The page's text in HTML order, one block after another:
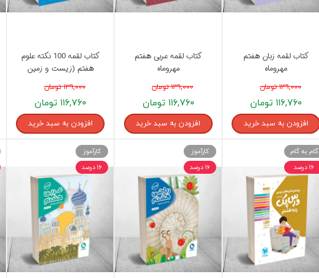
کتاب لقمه زبان هفتم
مهروماه
۱۳۹,۰۰۰ تومان
۱۱۶,۷۶۰ تومان
افزودن به سبد خرید
کتاب لقمه عربی هفتم
مهروماه
۱۳۹,۰۰۰ تومان
۱۱۶,۷۶۰ تومان
افزودن به سبد خرید
کتاب لقمه 100 نکته علوم
هفتم (زیست و زمین
۱۳۹,۰۰۰ تومان
۱۱۶,۷۶۰ تومان
افزودن به سبد خرید
گام به گام
۱۶ درصد
کارآموز
۱۶ درصد
کارآموز
۱۶ درصد